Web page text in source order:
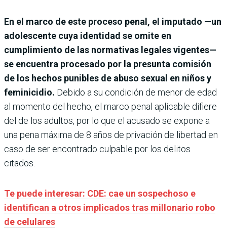
En el marco de este proceso penal, el imputado —un
adolescente cuya identidad se omite en
cumplimiento de las normativas legales vigentes—
se encuentra procesado por la presunta comisión
de los hechos punibles de abuso sexual en niños y
feminicidio. Debido a su condición de menor de edad
al momento del hecho, el marco penal aplicable difiere
del de los adultos, por lo que el acusado se expone a
una pena máxima de 8 años de privación de libertad en
caso de ser encontrado culpable por los delitos
citados.
Te puede interesar: CDE: cae un sospechoso e
identifican a otros implicados tras millonario robo
de celulares